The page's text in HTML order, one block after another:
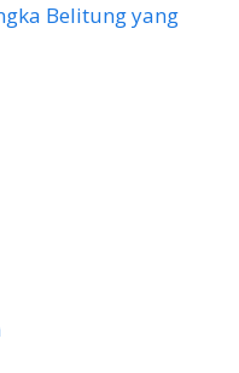
Belitung yang